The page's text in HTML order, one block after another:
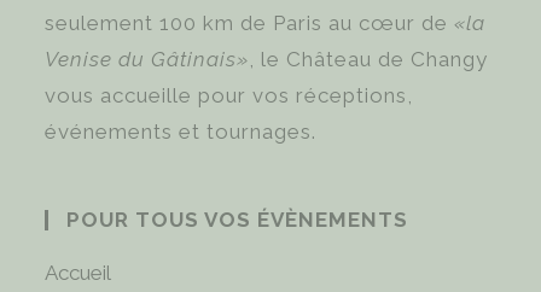
seulement 100 km de Paris au cœur de«la
Venise du Gâtinais», le Château de Changy
vous accueille pour vos réceptions,
événements et tournages.
POUR TOUS VOS ÉVÈNEMENTS
Accueil